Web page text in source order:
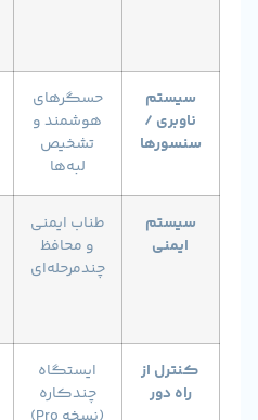
حسگرهای
هوشمند و
تشخیص
حدود ۱۳
حسگر و
مسیریابی
هوشمند
طناب ایمنی
و محافظ
طناب
ایمنی،
تشخیص
ایستگاه
چندکاره
کنترل از
راه دور،